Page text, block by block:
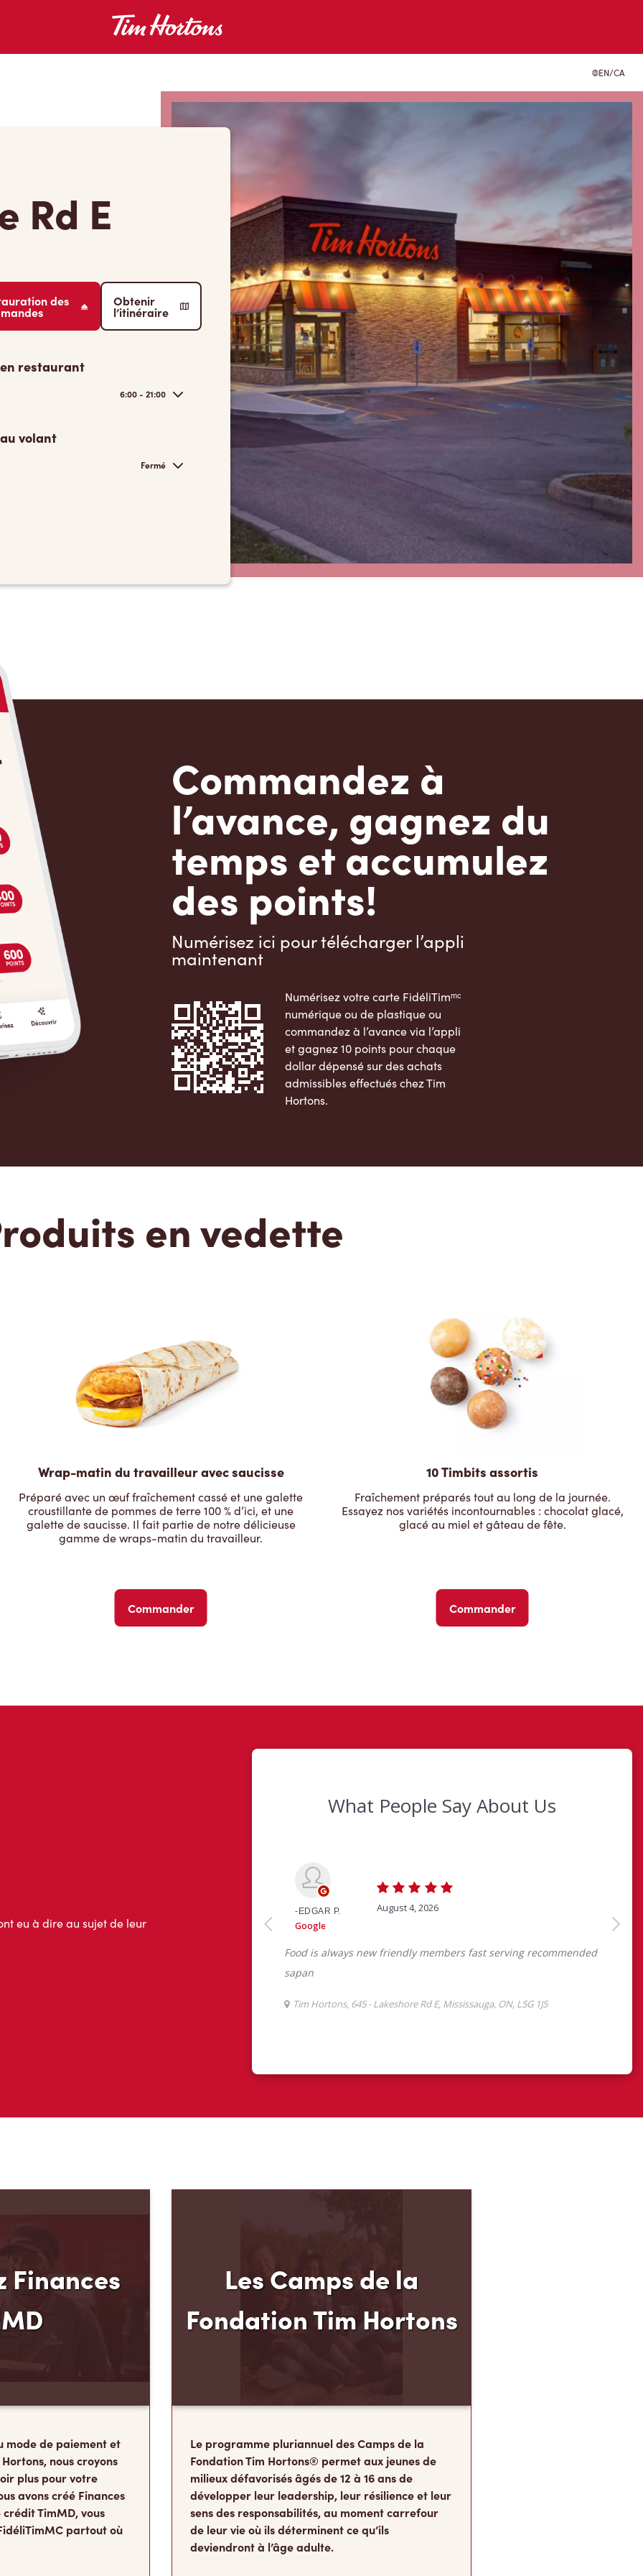
EN/CA
Rd E
des Obtenir
l’itinéraire
restaurant
6:00 - 21:00
volant
Fermé
Commandez à
l’avance, gagnez du
temps et accumulez
des points!
Numérisez ici pour télécharger l’appli
maintenant
Numérisez votre carte FidéliTimᵐᶜ
numérique ou de plastique ou
commandez à l’avance via l’appli
et gagnez 10 points pour chaque
dollar dépensé sur des achats
admissibles effectués chez Tim
Hortons.
en vedette
Wrap-matin du travailleur avec saucisse
Préparé avec un œuf fraîchement cassé et une galette
croustillante de pommes de terre 100 % d’ici, et une
galette de saucisse. Il fait partie de notre délicieuse
gamme de wraps-matin du travailleur.
Commander
10 Timbits assortis
Fraîchement préparés tout au long de la journée.
Essayez nos variétés incontournables : chocolat glacé,
glacé au miel et gâteau de fête.
Commander
eu à dire au sujet de leur
Finances
mode de paiement et
nous croyons
plus pour votre
avons créé Finances
TimMD, vous
partout où
Les Camps de la
Fondation Tim Hortons
Le programme pluriannuel des Camps de la
Fondation Tim Hortons® permet aux jeunes de
milieux défavorisés âgés de 12 à 16 ans de
développer leur leadership, leur résilience et leur
sens des responsabilités, au moment carrefour
de leur vie où ils déterminent ce qu’ils
deviendront à l’âge adulte.